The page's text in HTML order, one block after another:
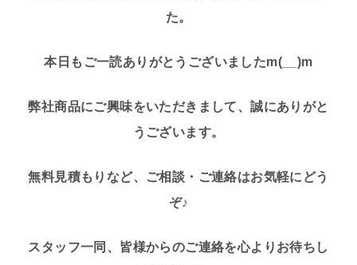
た。
本日もご一読ありがとうございましたm(__)m
弊社商品にご興味をいただきまして、誠にありがと
うございます。
無料見積もりなど、ご相談・ご連絡はお気軽にどう
ぞ♪
スタッフ一同、皆様からのご連絡を心よりお待ちし